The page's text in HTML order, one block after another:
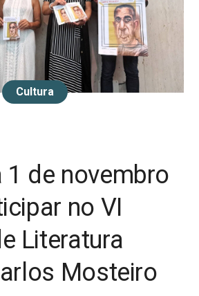
Cultura
de novembro
no VI
Literatura
Mosteiro